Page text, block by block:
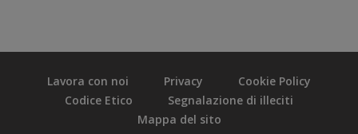
Lavora con noi Privacy
Cookie Policy
Codice Etico
Segnalazione di illeciti
Mappa del sito